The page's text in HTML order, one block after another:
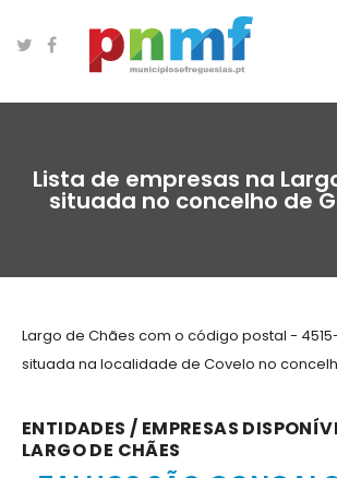
Lista de empresas na
situada no concelho de
Largo de Chães com o código postal -
situada na localidade de Covelo no
ENTIDADES / EMPRESAS
LARGO DE CHÃES